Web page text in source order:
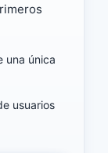
una única
usuarios